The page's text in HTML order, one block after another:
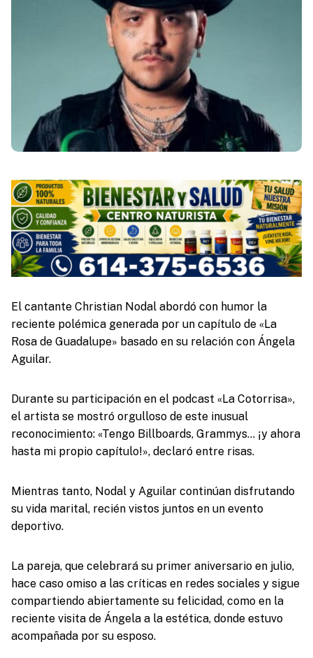
El cantante Christian Nodal abordó con humor la
reciente polémica generada por un capítulo de «La
Rosa de Guadalupe» basado en su relación con Ángela
Aguilar.
Durante su participación en el podcast «La Cotorrisa»,
el artista se mostró orgulloso de este inusual
reconocimiento: «Tengo Billboards, Grammys… ¡y ahora
hasta mi propio capítulo!», declaró entre risas.
Mientras tanto, Nodal y Aguilar continúan disfrutando
su vida marital, recién vistos juntos en un evento
deportivo.
La pareja, que celebrará su primer aniversario en julio,
hace caso omiso a las críticas en redes sociales y sigue
compartiendo abiertamente su felicidad, como en la
reciente visita de Ángela a la estética, donde estuvo
acompañada por su esposo.